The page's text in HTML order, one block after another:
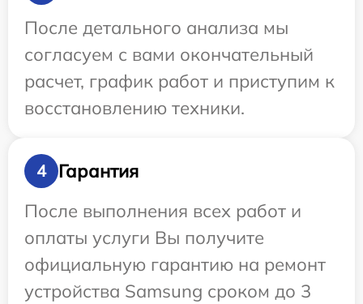
После детального анализа мы
согласуем с вами окончательный
расчет, график работ и приступим к
восстановлению техники.
4
Гарантия
После выполнения всех работ и
оплаты услуги Вы получите
официальную гарантию на ремонт
устройства Samsung сроком до 3